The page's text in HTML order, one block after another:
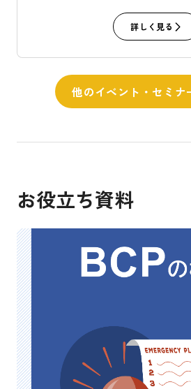
詳しく見る
他のイベント・セミナ
お役立ち資料